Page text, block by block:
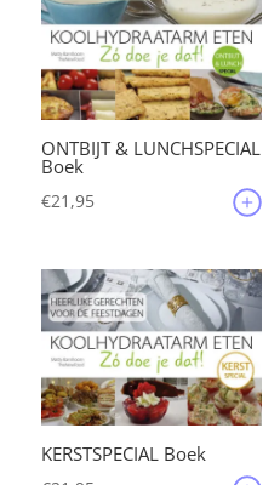
ONTBIJT & LUNCHSPECIAL
Boek
€21,95
KERSTSPECIAL Boek